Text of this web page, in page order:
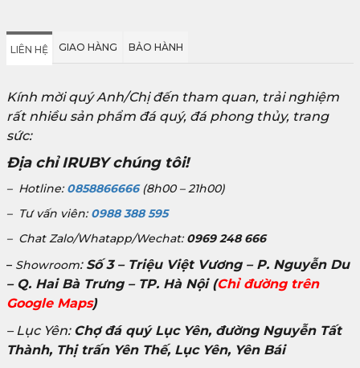
LIÊN HỆ GIAO HÀNG BẢO HÀNH
Kính mời quý Anh/Chị đến tham quan, trải nghiệm
rất nhiều sản phẩm đá quý, đá phong thủy, trang
sức:
Địa chỉ IRUBY chúng tôi!
– Hotline: 0858866666(8h00 – 21h00)
– Tư vấn viên: 0988 388 595
– Chat Zalo/Whatapp/Wechat: 0969 248 666
– Showroom: Số 3 – Triệu Việt Vương – P. Nguyễn Du
– Q. Hai Bà Trưng – TP. Hà Nội(Chỉ đường trên
Google Maps)
– Lục Yên: Chợ đá quý Lục Yên, đường Nguyễn Tất
Thành, Thị trấn Yên Thế, Lục Yên, Yên Bái